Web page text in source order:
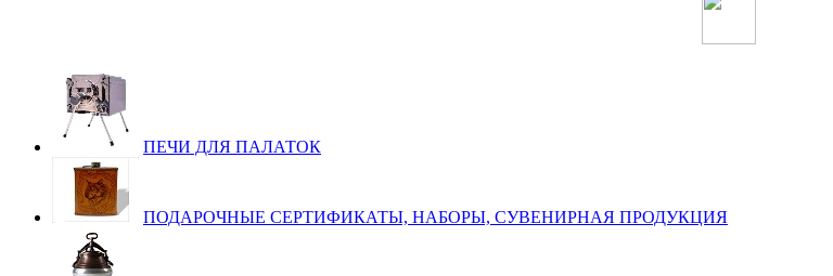
ПЕЧИ ДЛЯ ПАЛАТОК
ПОДАРОЧНЫЕ СЕРТИФИКАТЫ, НАБОРЫ, СУВЕНИРНАЯ ПРОДУКЦИЯ